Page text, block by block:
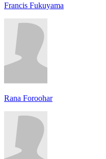
Francis Fukuyama
Rana Foroohar